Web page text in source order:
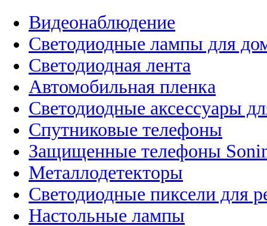
Видеонаблюдение
Светодиодные лампы для
Светодиодная лента
Автомобильная пленка
Светодиодные аксессуары
Спутниковые телефоны
Защищенные телефоны
Металлодетекторы
Светодиодные пиксели для
Настольные лампы